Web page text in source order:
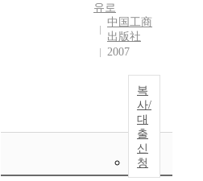
유로
中国工商
出版社
2007
복
사/
대
출
신
청